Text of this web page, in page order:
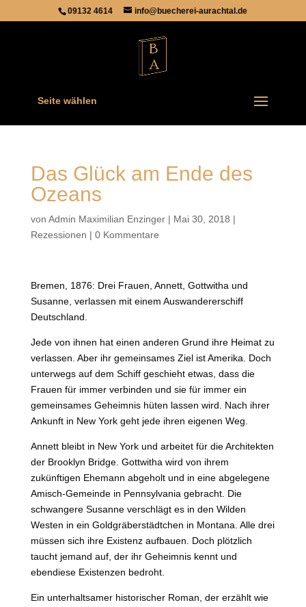
09132 4614 info@buecherei-aurachtal.de
Seite wählen
Das Glück am Ende des
Ozeans
von Admin Maximilian Enzinger| Mai 30, 2018 |
Rezessionen | 0 Kommentare
Bremen, 1876: Drei Frauen, Annett, Gottwitha und
Susanne, verlassen mit einem Auswandererschiff
Deutschland.
Jede von ihnen hat einen anderen Grund ihre Heimat zu
verlassen. Aber ihr gemeinsames Ziel ist Amerika. Doch
unterwegs auf dem Schiff geschieht etwas, dass die
Frauen für immer verbinden und sie für immer ein
gemeinsames Geheimnis hüten lassen wird. Nach ihrer
Ankunft in New York geht jede ihren eigenen Weg.
Annett bleibt in New York und arbeitet für die Architekten
der Brooklyn Bridge. Gottwitha wird von ihrem
zukünftigen Ehemann abgeholt und in eine abgelegene
Amisch-Gemeinde in Pennsylvania gebracht. Die
schwangere Susanne verschlägt es in den Wilden
Westen in ein Goldgräberstädtchen in Montana. Alle drei
müssen sich ihre Existenz aufbauen. Doch plötzlich
taucht jemand auf, der ihr Geheimnis kennt und
ebendiese Existenzen bedroht.
Ein unterhaltsamer historischer Roman, der erzählt wie